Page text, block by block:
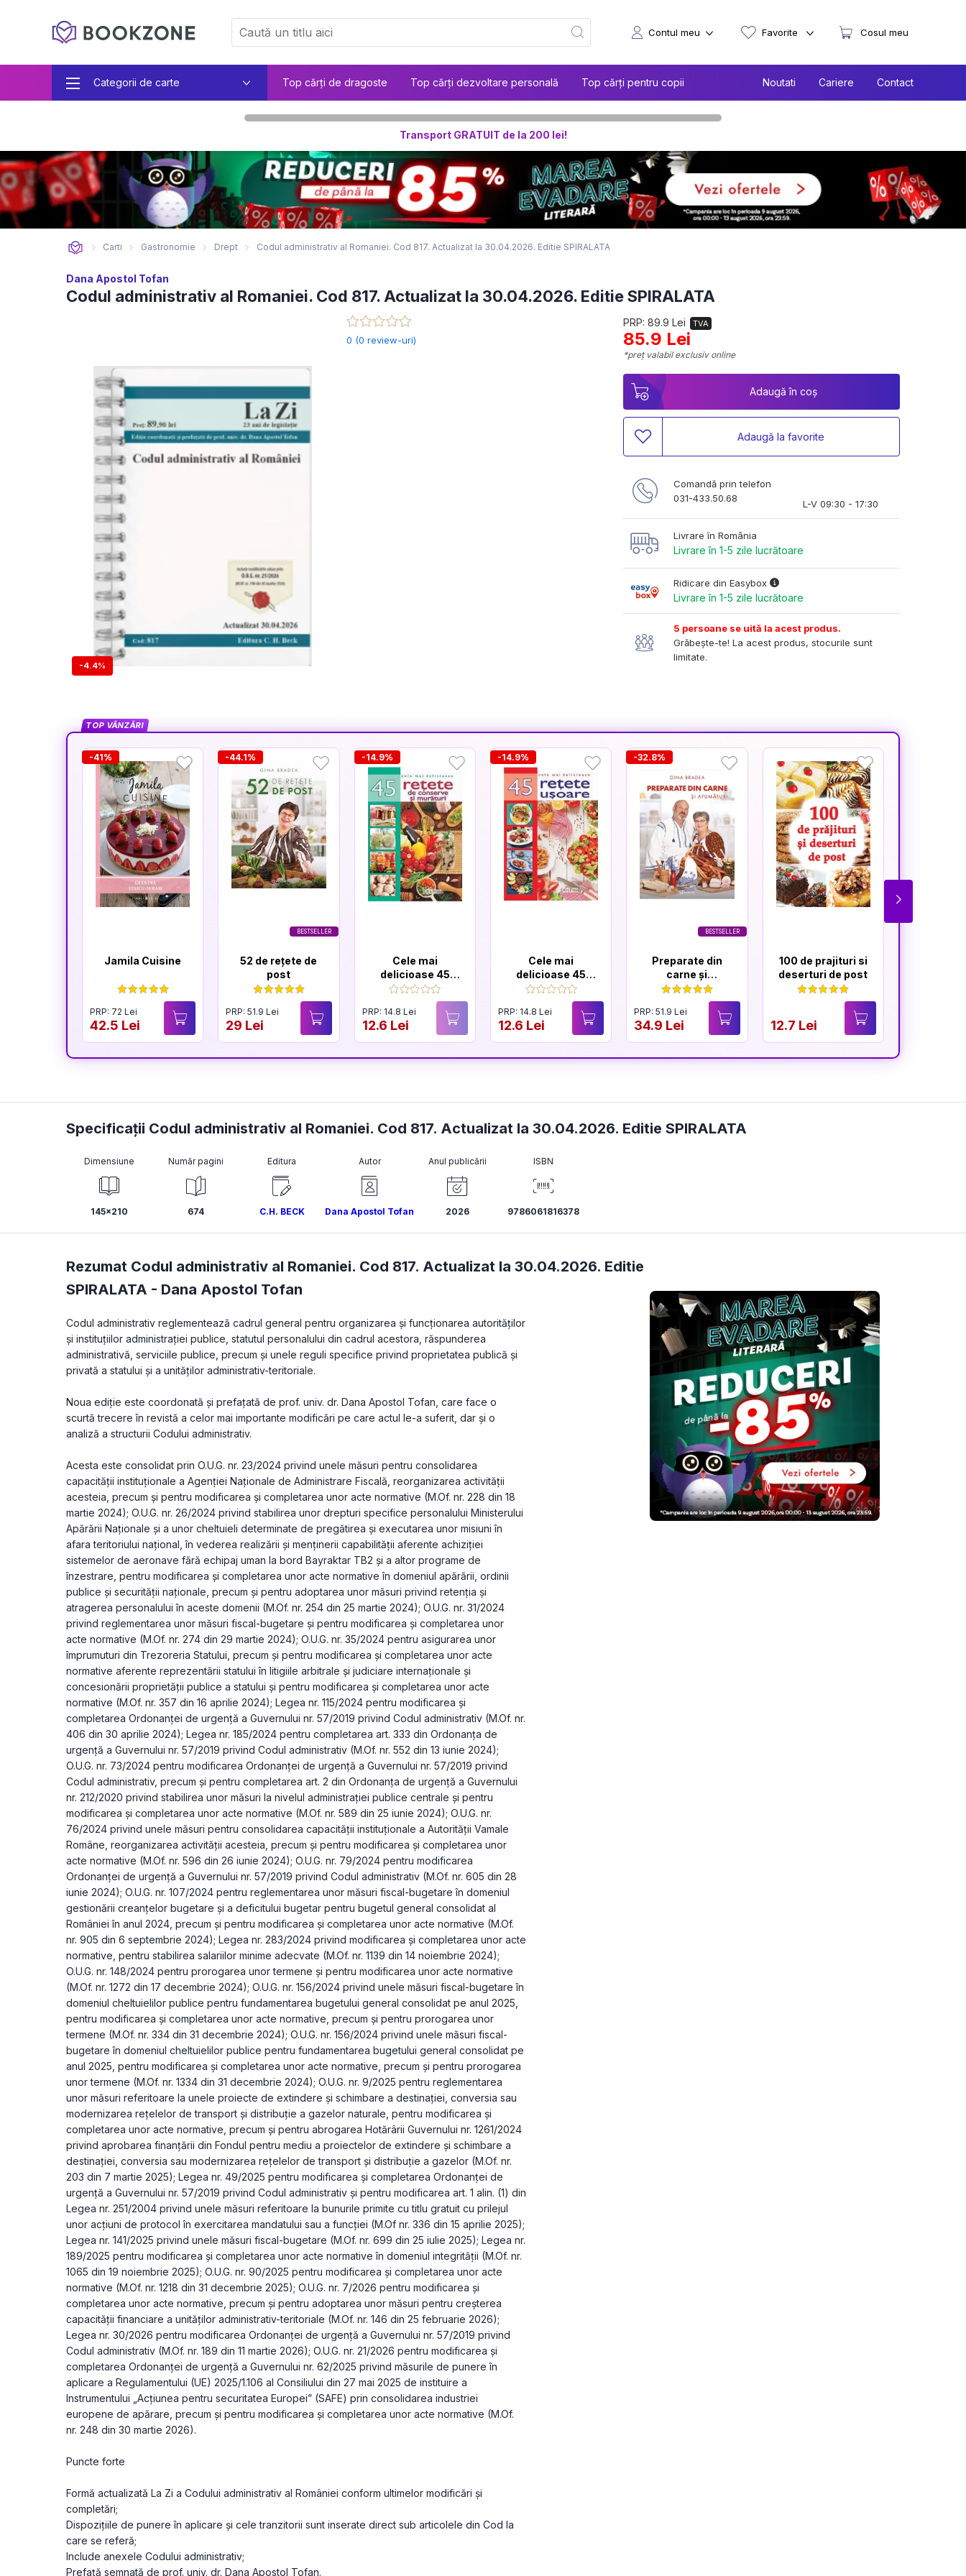
Categorii de carte Top cărți de dragoste Top cărți dezvoltare personală Top cărți pentru copii Noutati Cariere Contact
Contul meu Favorite Cosul meu
Transport GRATUIT de la 200 lei!
Carti Gastronomie Drept Codul administrativ al Romaniei. Cod 817. Actualizat la 30.04.2026. Editie SPIRALATA
Dana Apostol Tofan
Codul administrativ al Romaniei. Cod 817. Actualizat la 30.04.2026. Editie SPIRALATA
-4.4%
0 (0 review-uri)
PRP: 89.9 Lei TVA
85.9 Lei
*preț valabil exclusiv online
Adaugă în coș
Adaugă la favorite
Comandă prin telefon
031-433.50.68
L-V 09:30 - 17:30
Livrare în România
Livrare în 1-5 zile lucrătoare
Ridicare din Easybox
Livrare în 1-5 zile lucrătoare
5 persoane se uită la acest produs.
Grăbește-te! La acest produs, stocurile sunt
limitate.
TOP VÂNZĂRI
-41%
Jamila Cuisine
PRP: 72 Lei
42.5 Lei
BESTSELLER
-44.1%
52 de rețete de
post
PRP: 51.9 Lei
29 Lei
-14.9%
Cele mai
delicioase 45
retete de
conserve si
muraturi
PRP: 14.8 Lei
12.6 Lei
-14.9%
Cele mai
delicioase 45
retete usoare
PRP: 14.8 Lei
12.6 Lei
BESTSELLER
-32.8%
Preparate din
carne și
afumături
PRP: 51.9 Lei
34.9 Lei
100 de prajituri si
deserturi de post
12.7 Lei
Specificații Codul administrativ al Romaniei. Cod 817. Actualizat la 30.04.2026. Editie SPIRALATA
Dimensiune
145x210
Număr pagini
674
Editura
C.H. BECK
Autor
Dana Apostol Tofan
Anul publicării
2026
ISBN
9786061816378
Rezumat Codul administrativ al Romaniei. Cod 817. Actualizat la 30.04.2026. Editie
SPIRALATA - Dana Apostol Tofan
Codul administrativ reglementează cadrul general pentru organizarea și funcționarea autorităților
și instituțiilor administrației publice, statutul personalului din cadrul acestora, răspunderea
administrativă, serviciile publice, precum și unele reguli specifice privind proprietatea publică și
privată a statului și a unităților administrativ-teritoriale.
Noua ediție este coordonată și prefațată de prof. univ. dr. Dana Apostol Tofan, care face o
scurtă trecere în revistă a celor mai importante modificări pe care actul le-a suferit, dar și o
analiză a structurii Codului administrativ.
Acesta este consolidat prin O.U.G. nr. 23/2024 privind unele măsuri pentru consolidarea
capacităţii instituţionale a Agenţiei Naţionale de Administrare Fiscală, reorganizarea activităţii
acesteia, precum şi pentru modificarea şi completarea unor acte normative (M.Of. nr. 228 din 18
martie 2024); O.U.G. nr. 26/2024 privind stabilirea unor drepturi specifice personalului Ministerului
Apărării Naţionale şi a unor cheltuieli determinate de pregătirea şi executarea unor misiuni în
afara teritoriului naţional, în vederea realizării şi menţinerii capabilităţii aferente achiziţiei
sistemelor de aeronave fără echipaj uman la bord Bayraktar TB2 şi a altor programe de
înzestrare, pentru modificarea şi completarea unor acte normative în domeniul apărării, ordinii
publice şi securităţii naţionale, precum şi pentru adoptarea unor măsuri privind retenţia şi
atragerea personalului în aceste domenii (M.Of. nr. 254 din 25 martie 2024); O.U.G. nr. 31/2024
privind reglementarea unor măsuri fiscal-bugetare şi pentru modificarea şi completarea unor
acte normative (M.Of. nr. 274 din 29 martie 2024); O.U.G. nr. 35/2024 pentru asigurarea unor
împrumuturi din Trezoreria Statului, precum şi pentru modificarea şi completarea unor acte
normative aferente reprezentării statului în litigiile arbitrale şi judiciare internaţionale şi
concesionării proprietăţii publice a statului şi pentru modificarea şi completarea unor acte
normative (M.Of. nr. 357 din 16 aprilie 2024); Legea nr. 115/2024 pentru modificarea şi
completarea Ordonanţei de urgenţă a Guvernului nr. 57/2019 privind Codul administrativ (M.Of. nr.
406 din 30 aprilie 2024); Legea nr. 185/2024 pentru completarea art. 333 din Ordonanţa de
urgenţă a Guvernului nr. 57/2019 privind Codul administrativ (M.Of. nr. 552 din 13 iunie 2024);
O.U.G. nr. 73/2024 pentru modificarea Ordonanţei de urgenţă a Guvernului nr. 57/2019 privind
Codul administrativ, precum şi pentru completarea art. 2 din Ordonanţa de urgenţă a Guvernului
nr. 212/2020 privind stabilirea unor măsuri la nivelul administraţiei publice centrale şi pentru
modificarea şi completarea unor acte normative (M.Of. nr. 589 din 25 iunie 2024); O.U.G. nr.
76/2024 privind unele măsuri pentru consolidarea capacităţii instituţionale a Autorităţii Vamale
Române, reorganizarea activităţii acesteia, precum şi pentru modificarea şi completarea unor
acte normative (M.Of. nr. 596 din 26 iunie 2024); O.U.G. nr. 79/2024 pentru modificarea
Ordonanţei de urgenţă a Guvernului nr. 57/2019 privind Codul administrativ (M.Of. nr. 605 din 28
iunie 2024); O.U.G. nr. 107/2024 pentru reglementarea unor măsuri fiscal-bugetare în domeniul
gestionării creanţelor bugetare şi a deficitului bugetar pentru bugetul general consolidat al
României în anul 2024, precum şi pentru modificarea şi completarea unor acte normative (M.Of.
nr. 905 din 6 septembrie 2024); Legea nr. 283/2024 privind modificarea şi completarea unor acte
normative, pentru stabilirea salariilor minime adecvate (M.Of. nr. 1139 din 14 noiembrie 2024);
O.U.G. nr. 148/2024 pentru prorogarea unor termene şi pentru modificarea unor acte normative
(M.Of. nr. 1272 din 17 decembrie 2024); O.U.G. nr. 156/2024 privind unele măsuri fiscal-bugetare în
domeniul cheltuielilor publice pentru fundamentarea bugetului general consolidat pe anul 2025,
pentru modificarea şi completarea unor acte normative, precum şi pentru prorogarea unor
termene (M.Of. nr. 334 din 31 decembrie 2024); O.U.G. nr. 156/2024 privind unele măsuri fiscal-
bugetare în domeniul cheltuielilor publice pentru fundamentarea bugetului general consolidat pe
anul 2025, pentru modificarea şi completarea unor acte normative, precum şi pentru prorogarea
unor termene (M.Of. nr. 1334 din 31 decembrie 2024); O.U.G. nr. 9/2025 pentru reglementarea
unor măsuri referitoare la unele proiecte de extindere și schimbare a destinației, conversia sau
modernizarea rețelelor de transport și distribuție a gazelor naturale, pentru modificarea și
completarea unor acte normative, precum și pentru abrogarea Hotărârii Guvernului nr. 1261/2024
privind aprobarea finanțării din Fondul pentru mediu a proiectelor de extindere și schimbare a
destinației, conversia sau modernizarea rețelelor de transport și distribuție a gazelor (M.Of. nr.
203 din 7 martie 2025); Legea nr. 49/2025 pentru modificarea și completarea Ordonanței de
urgență a Guvernului nr. 57/2019 privind Codul administrativ și pentru modificarea art. 1 alin. (1) din
Legea nr. 251/2004 privind unele măsuri referitoare la bunurile primite cu titlu gratuit cu prilejul
unor acțiuni de protocol în exercitarea mandatului sau a funcției (M.Of nr. 336 din 15 aprilie 2025);
Legea nr. 141/2025 privind unele măsuri fiscal-bugetare (M.Of. nr. 699 din 25 iulie 2025); Legea nr.
189/2025 pentru modificarea și completarea unor acte normative în domeniul integrității (M.Of. nr.
1065 din 19 noiembrie 2025); O.U.G. nr. 90/2025 pentru modificarea și completarea unor acte
normative (M.Of. nr. 1218 din 31 decembrie 2025); O.U.G. nr. 7/2026 pentru modificarea și
completarea unor acte normative, precum și pentru adoptarea unor măsuri pentru creșterea
capacității financiare a unităților administrativ-teritoriale (M.Of. nr. 146 din 25 februarie 2026);
Legea nr. 30/2026 pentru modificarea Ordonanței de urgență a Guvernului nr. 57/2019 privind
Codul administrativ (M.Of. nr. 189 din 11 martie 2026); O.U.G. nr. 21/2026 pentru modificarea și
completarea Ordonanței de urgență a Guvernului nr. 62/2025 privind măsurile de punere în
aplicare a Regulamentului (UE) 2025/1.106 al Consiliului din 27 mai 2025 de instituire a
Instrumentului „Acțiunea pentru securitatea Europei” (SAFE) prin consolidarea industriei
europene de apărare, precum și pentru modificarea și completarea unor acte normative (M.Of.
nr. 248 din 30 martie 2026).
Puncte forte
Formă actualizată La Zi a Codului administrativ al României conform ultimelor modificări și
completări;
Dispozițiile de punere în aplicare și cele tranzitorii sunt inserate direct sub articolele din Cod la
care se referă;
Include anexele Codului administrativ;
Prefață semnată de prof. univ. dr. Dana Apostol Tofan.